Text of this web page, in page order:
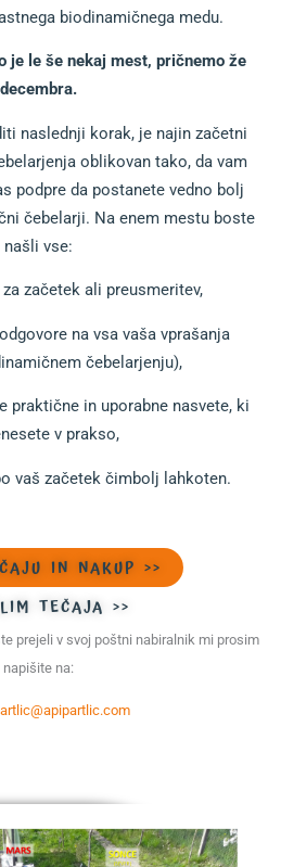
biodinamičnega medu.
je le še nekaj mest, pričnemo že
decembra.
naslednji korak, je najin začetni
oblikovan tako, da vam
podpre da postanete vedno bolj
čebelarji. Na enem mestu boste
našli vse:
začetek ali preusmeritev,
na vsa vaša vprašanja
čebelarjenju),
praktične in uporabne nasvete, ki
v prakso,
vaš začetek čimbolj lahkoten.
IN NAKUP >>
TEČAJA >>
prejeli v svoj poštni nabiralnik mi prosim
napišite na: